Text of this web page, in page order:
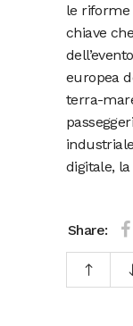
le riforme
chiave
europea
terra-
digitale,
Share: